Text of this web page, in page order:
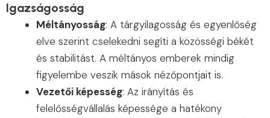
Igazságosság
Méltányosság: A tárgyilagosság és egyenlőség
elve szerint cselekedni segíti a közösségi békét
és stabilitást. A méltányos emberek mindig
figyelembe veszik mások nézőpontjait is.
Vezetői képesség: Az irányítás és
felelősségvállalás képessége a hatékony